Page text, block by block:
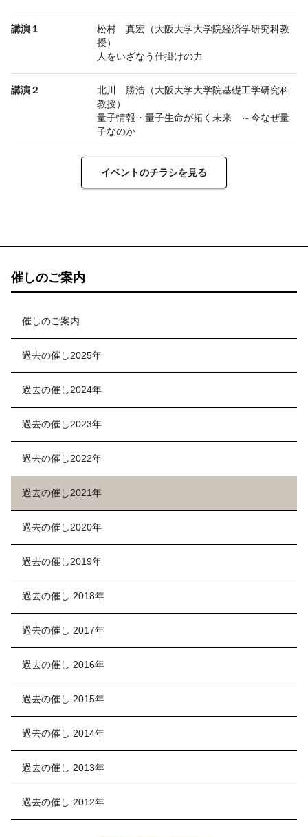
講演１
松村 真宏（大阪大学大学院経済学研究科教
授）
人をいざなう仕掛けの力
講演２
北川 勝浩（大阪大学大学院基礎工学研究科
教授）
量子情報・量子生命が拓く未来 ～今なぜ量
子なのか
イベントのチラシを見る
催しのご案内
催しのご案内
過去の催し2025年
過去の催し2024年
過去の催し2023年
過去の催し2022年
過去の催し2021年
過去の催し2020年
過去の催し2019年
過去の催し 2018年
過去の催し 2017年
過去の催し 2016年
過去の催し 2015年
過去の催し 2014年
過去の催し 2013年
過去の催し 2012年